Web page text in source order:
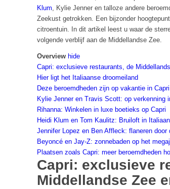
Klum, Kylie Jenner en talloze andere
Zeekust getrokken. Een bijzonder
citroentuin. In dit artikel leest u waar de
volgende verblijf aan de Middellandse Zee.
Overview hide
Capri: exclusieve restaurants, de
Hier ligt het Italiaanse droomeiland
Deze beroemdheden zijn op vakantie in Capri
Kylie Jenner en Travis Scott: op verkenning
Rihanna: Winkelen in luxe boetieks op Capri
Heidi Klum en Tom Kaulitz: Bruiloft in
Jennifer Lopez en Ben Affleck: flaneren door
Beyoncé en Jay-Z: zonnebaden op het
Plaatsen zoals Capri: meer beroemdheden
Capri: exclusieve
Middellandse Zee